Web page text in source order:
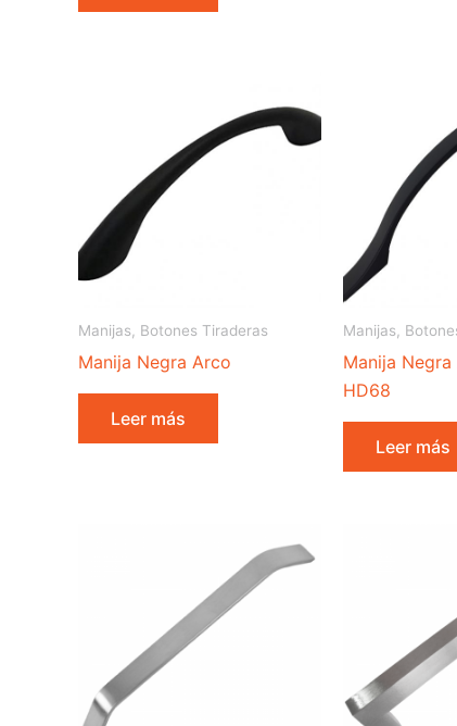
Manijas, Botones Tiraderas
Manija Negra Arco
Leer más
Manijas,
Manija
HD68
Leer más